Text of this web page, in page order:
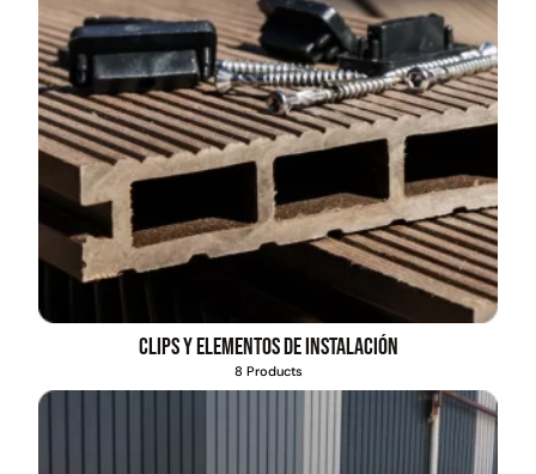
Clips y elementos de instalación
8 Products